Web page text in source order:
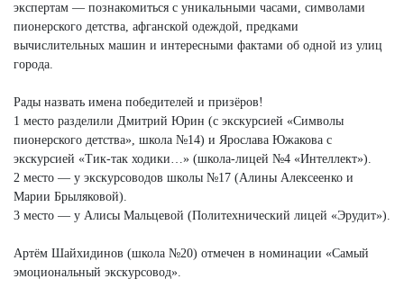
экспертам — познакомиться с уникальными часами, символами
пионерского детства, афганской одеждой, предками
вычислительных машин и интересными фактами об одной из улиц
города.
Рады назвать имена победителей и призёров!
1 место разделили Дмитрий Юрин (с экскурсией «Символы
пионерского детства», школа №14) и Ярослава Южакова с
экскурсией «Тик-так ходики…» (школа-лицей №4 «Интеллект»).
2 место — у экскурсоводов школы №17 (Алины Алексеенко и
Марии Брыляковой).
3 место — у Алисы Мальцевой (Политехнический лицей «Эрудит»).
Артём Шайхидинов (школа №20) отмечен в номинации «Самый
эмоциональный экскурсовод».